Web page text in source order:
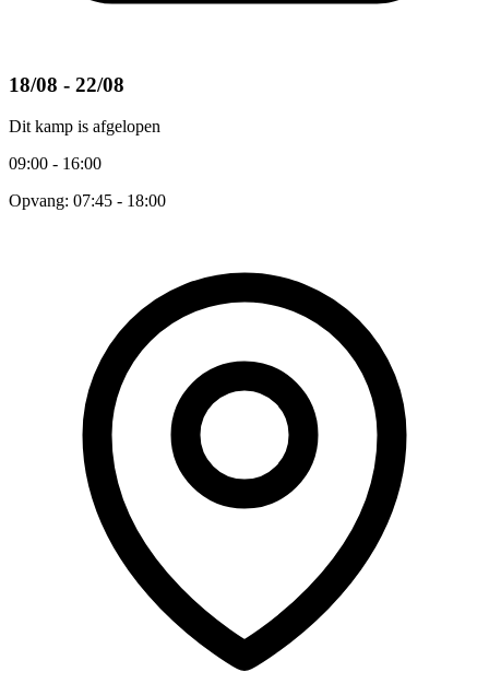
18/08 - 22/08
Dit kamp is afgelopen
09:00 - 16:00
Opvang: 07:45 - 18:00